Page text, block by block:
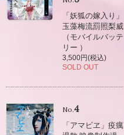
「妖狐の嫁入り」
玉藻梅流罰照梨威
（モバイルバッテ
リー ）
3,500円(税込)
SOLD OUT
No.4
「アマビヱ」疫癘